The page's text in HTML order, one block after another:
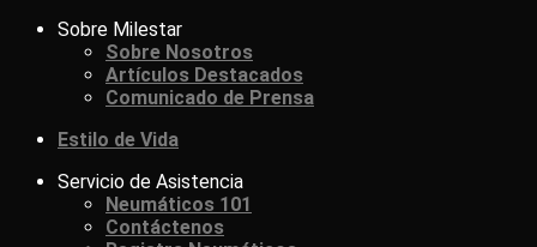
Sobre Milestar
Sobre Nosotros
Artículos Destacados
Comunicado de Prensa
Estilo de Vida
Servicio de Asistencia
Neumáticos 101
Contáctenos